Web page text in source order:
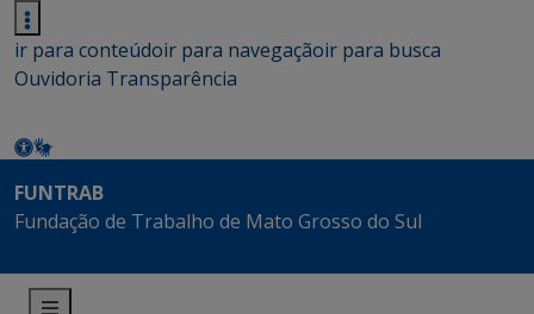
ir para conteúdoir para navegaçãoir para busca
Ouvidoria Transparência
FUNTRAB
Fundação de Trabalho de Mato Grosso do Sul